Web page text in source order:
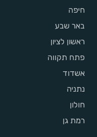
חיפה
באר שבע
ראשון לציון
פתח תקווה
אשדוד
נתניה
חולון
רמת גן